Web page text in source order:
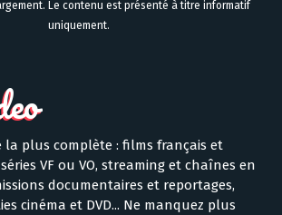
Le contenu est présenté à titre informatif
uniquement.
la plus complète : films français et
VF ou VO, streaming et chaînes en
documentaires et reportages,
cinéma et DVD... Ne manquez plus